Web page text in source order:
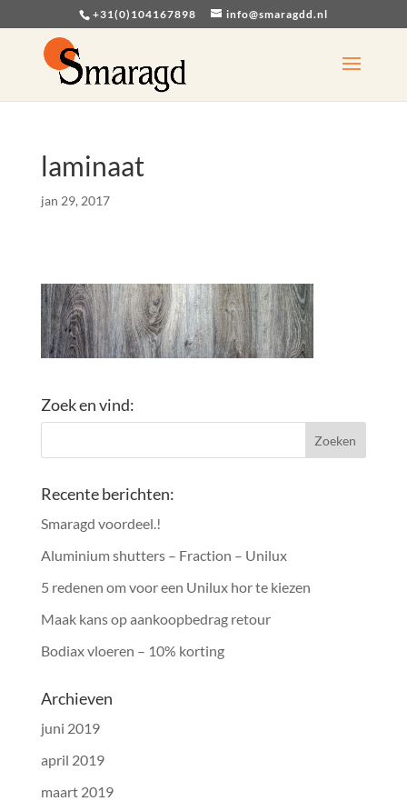
+31(0)104167898 info@smaragdd.nl
laminaat
jan 29, 2017
Zoek en vind:
Recente berichten:
Smaragd voordeel.!
Aluminium shutters – Fraction – Unilux
5 redenen om voor een Unilux hor te kiezen
Maak kans op aankoopbedrag retour
Bodiax vloeren – 10% korting
Archieven
juni 2019
april 2019
maart 2019